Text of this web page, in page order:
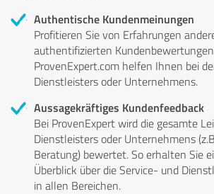
Authentische Kundenmeinungen
Profitieren Sie von Erfahrungen
authentifizierten
ProvenExpert.com helfen Ihnen bei
Dienstleisters oder Unternehmens.
Aussagekräftiges Kundenfeedback
Bei ProvenExpert wird die gesamte
Dienstleisters oder Unternehmens
Beratung) bewertet. So erhalten Sie
Überblick über die Service- und
in allen Bereichen.